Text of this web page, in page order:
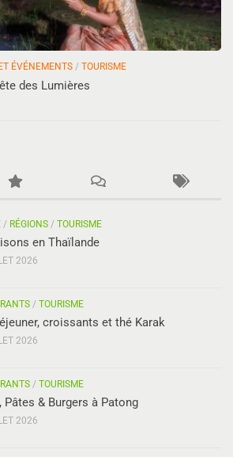
ÉVÉNEMENTS / TOURISME
des Lumières
/ RÉGIONS / TOURISME
en Thaïlande
2026
/ TOURISME
croissants et thé Karak
2026
/ TOURISME
Pâtes & Burgers à Patong
2026